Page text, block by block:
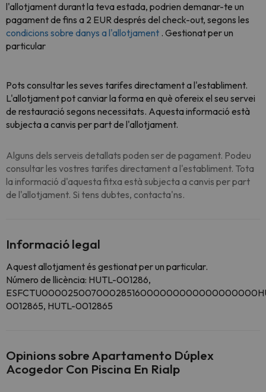
l'allotjament durant la teva estada, podrien demanar-te un
pagament de fins a 2 EUR després del check-out, segons les
condicions sobre danys a l'allotjament . Gestionat per un
particular
Pots consultar les seves tarifes directament a l'establiment.
L'allotjament pot canviar la forma en què ofereix el seu servei
de restauració segons necessitats. Aquesta informació està
subjecta a canvis per part de l'allotjament.
Alguns dels serveis detallats poden ser de pagament. Podeu
consultar les vostres tarifes directament a l'establiment. Tota
la informació d'aquesta fitxa està subjecta a canvis per part
de l'allotjament. Si tens dubtes, contacta'ns.
Informació legal
Aquest allotjament és gestionat per un particular.
Número de llicència: HUTL-001286,
0012865, HUTL-0012865
Opinions sobre Apartamento Dúplex
Acogedor Con Piscina En Rialp